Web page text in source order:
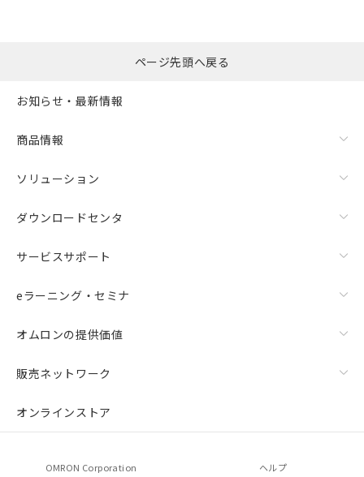
ページ先頭へ戻る
お知らせ・最新情報
商品情報
ソリューション
ダウンロードセンタ
サービスサポート
eラーニング・セミナ
オムロンの提供価値
販売ネットワーク
オンラインストア
OMRON Corporation ヘルプ